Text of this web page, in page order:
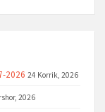
2026 24 Korrik, 2026
2026